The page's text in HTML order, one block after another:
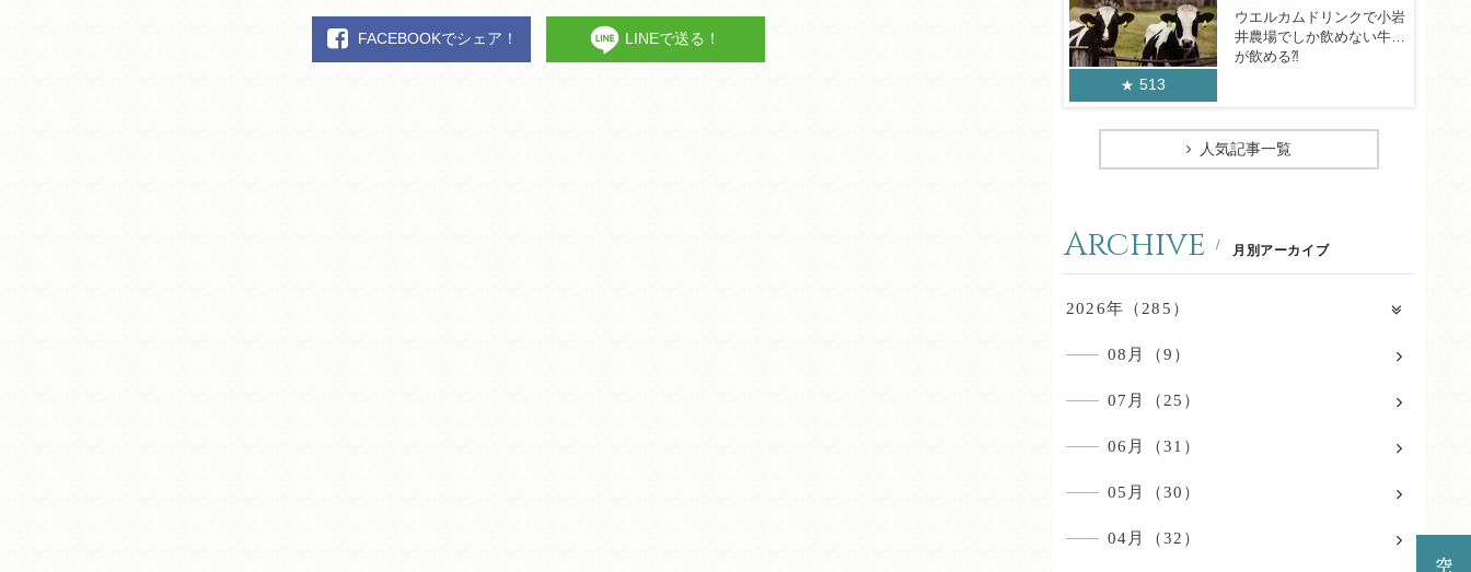
FACEBOOKでシェア！ LINEで送る！
513
ウエルカムドリンクで小岩
井農場でしか飲めない牛乳
が飲める⁈
人気記事一覧
Archive 月別アーカイブ
2026年（285）
08月（9）
07月（25）
06月（31）
05月（30）
04月（32）